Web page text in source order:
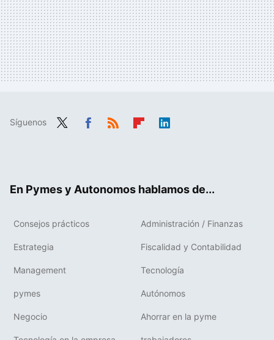
Síguenos
En Pymes y Autonomos hablamos de...
Consejos prácticos Administración / Finanzas
Estrategia Fiscalidad y Contabilidad
Management Tecnología
pymes Autónomos
Negocio Ahorrar en la pyme